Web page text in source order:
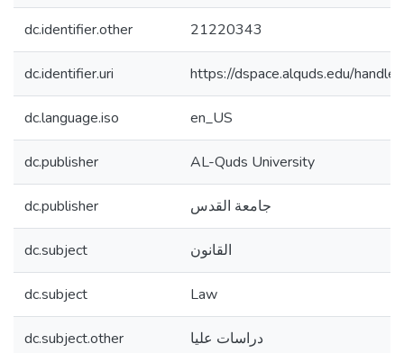
dc.identifier.other 21220343
dc.identifier.uri https://dspace.alquds.edu/
dc.language.iso en_US
dc.publisher AL-Quds University
dc.publisher جامعة القدس
dc.subject القانون
dc.subject Law
dc.subject.other دراسات عليا